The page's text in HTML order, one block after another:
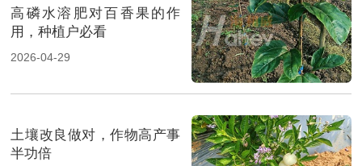
高磷水溶肥对百香果的作
用，种植户必看
2026-04-29
土壤改良做对，作物高产事
半功倍